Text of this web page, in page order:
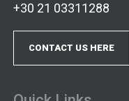
+30 21 03311288
CONTACT US HERE